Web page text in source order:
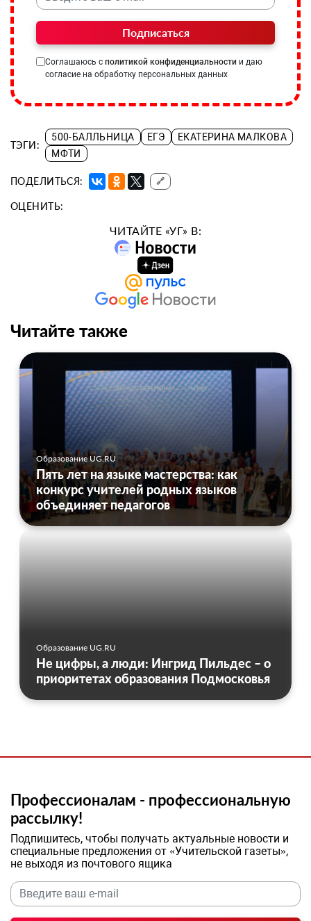
Подписаться
Соглашаюсь с политикой конфиденциальности и даю
согласие на обработку персональных данных
ТЭГИ:
500-БАЛЛЬНИЦА ЕГЭ
ЕКАТЕРИНА МАЛКОВА
МФТИ
ПОДЕЛИТЬСЯ: 🔗
ОЦЕНИТЬ:
ЧИТАЙТЕ «УГ» В:
Читайте также
Образование UG.RU
Пять лет на языке мастерства: как
конкурс учителей родных языков
объединяет педагогов
Образование UG.RU
Не цифры, а люди: Ингрид Пильдес – о
приоритетах образования Подмосковья
Профессионалам - профессиональную
рассылку!
Подпишитесь, чтобы получать актуальные новости и
специальные предложения от «Учительской газеты»,
не выходя из почтового ящика